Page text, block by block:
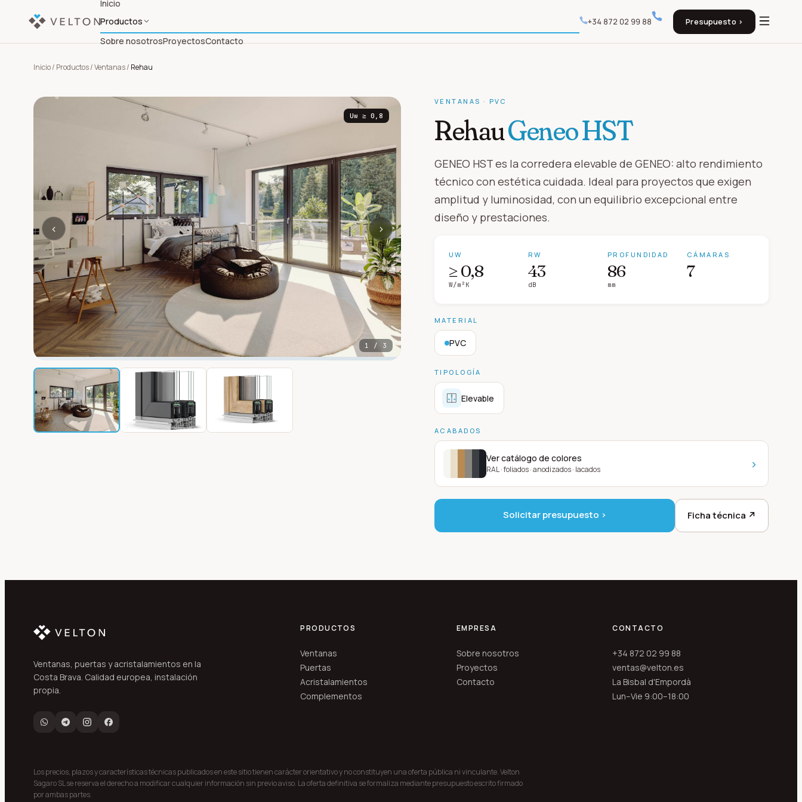
Inicio
Productos
Sobre nosotrosProyectosContacto
+34 872 02 99 88 Presupuesto ›
Inicio/ Productos/Ventanas/ Rehau
‹ ›
1 / 3
Uw ≥ 0,8
VENTANAS · PVC
RehauGeneo HST
GENEO HST es la corredera elevable de GENEO: alto rendimiento
técnico con estética cuidada. Ideal para proyectos que exigen
amplitud y luminosidad, con un equilibrio excepcional entre
diseño y prestaciones.
UW
≥ 0,8
W/m²K
RW
43
dB
PROFUNDIDAD
86
mm
CÁMARAS
7
MATERIAL
PVC
TIPOLOGÍA
Elevable
ACABADOS
Ver catálogo de colores
RAL · foliados · anodizados · lacados ›
Solicitar presupuesto › Ficha técnica ↗
Ventanas, puertas y acristalamientos en la
Costa Brava. Calidad europea, instalación
propia.
PRODUCTOS
Ventanas
Puertas
Acristalamientos
Complementos
EMPRESA
Sobre nosotros
Proyectos
Contacto
CONTACTO
+34 872 02 99 88
ventas@velton.es
La Bisbal d'Empordà
Lun–Vie 9:00–18:00
Los precios, plazos y características técnicas publicados en este sitio tienen carácter orientativo y no constituyen una oferta pública ni vinculante. Velton
Sagaro SL se reserva el derecho a modificar cualquier información sin previo aviso. La oferta definitiva se formaliza mediante presupuesto escrito firmado
por ambas partes.